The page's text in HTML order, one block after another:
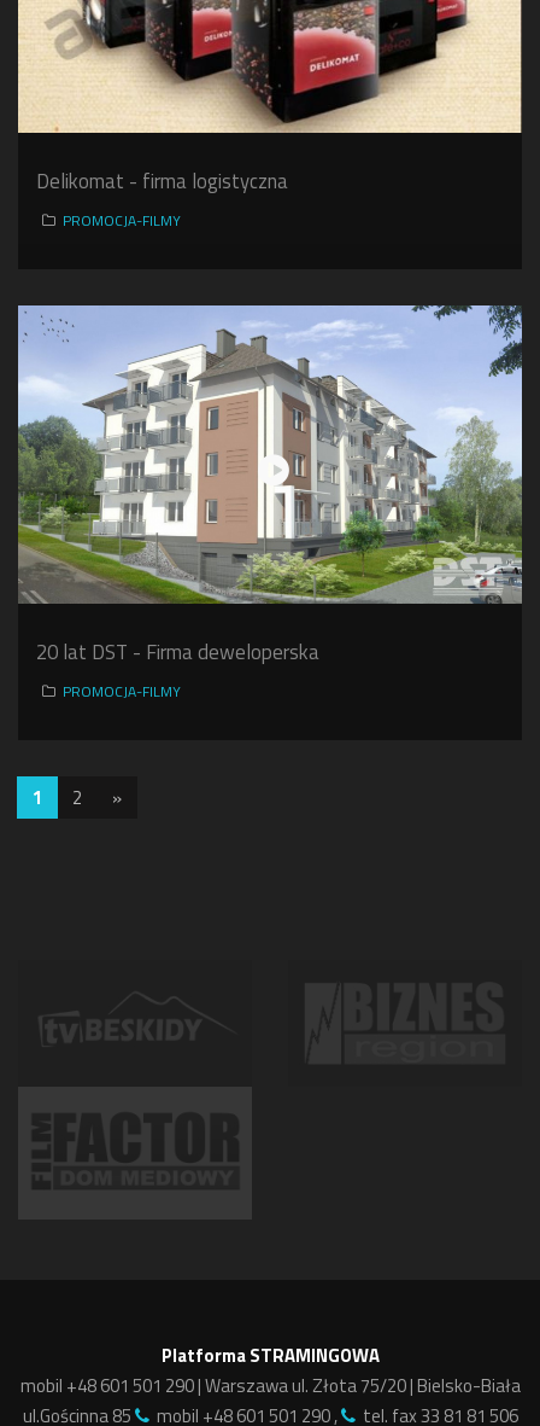
Delikomat - firma logistyczna
PROMOCJA-FILMY
20 lat DST - Firma deweloperska
PROMOCJA-FILMY
1 2 »
Platforma STRAMINGOWA
mobil +48 601 501 290 | Warszawa ul. Złota 75/20 | Bielsko-Biała
ul.Gościnna 85
mobil +48 601 501 290 , tel. fax 33 81 81 506